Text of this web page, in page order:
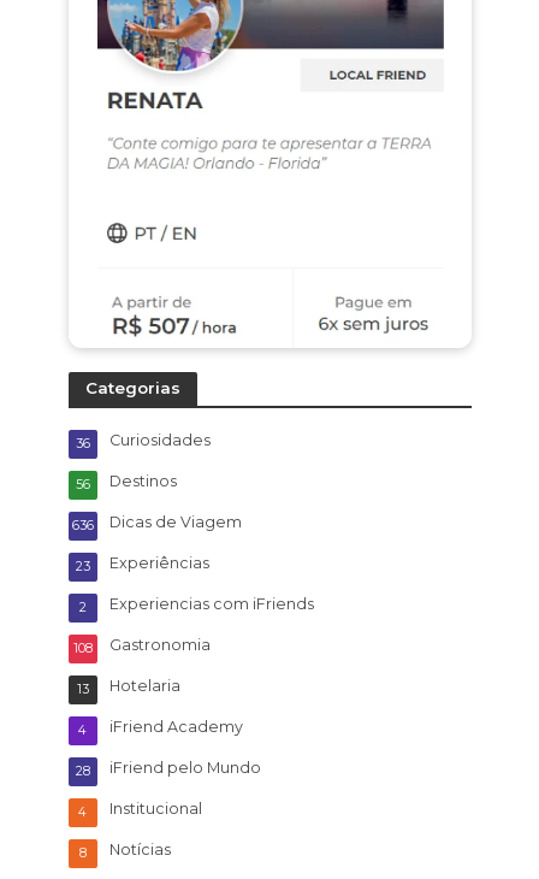
Categorias
Curiosidades
36
Destinos
56
Dicas de Viagem
636
Experiências
23
Experiencias com iFriends
2
Gastronomia
108
Hotelaria
13
iFriend Academy
4
iFriend pelo Mundo
28
Institucional
4
Notícias
8